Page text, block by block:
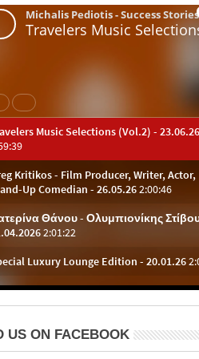
US ON FACEBOOK